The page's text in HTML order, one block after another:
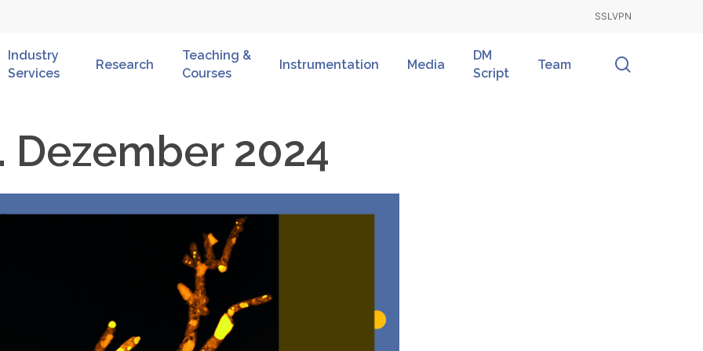
SSLVPN
Industry
Services
Research
Teaching &
Courses
Instrumentation Media
DM
Script
Team
Dezember 2024